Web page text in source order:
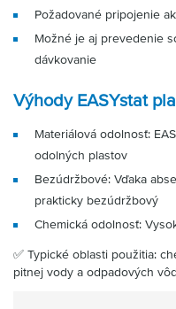
Požadované pripojenie
Možné je aj prevedenie
dávkovanie
Výhody EASYstat
Materiálová odolnosť:
odolných plastov
Bezúdržbové: Vďaka
prakticky bezúdržbový
Chemická odolnosť:
✅ Typické oblasti použitia:
pitnej vody a odpadových vôd